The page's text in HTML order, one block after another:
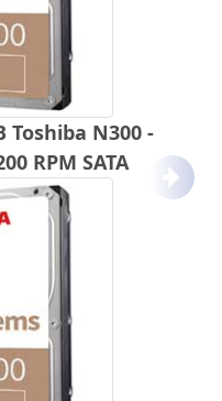
Toshiba N300 -
RPM SATA